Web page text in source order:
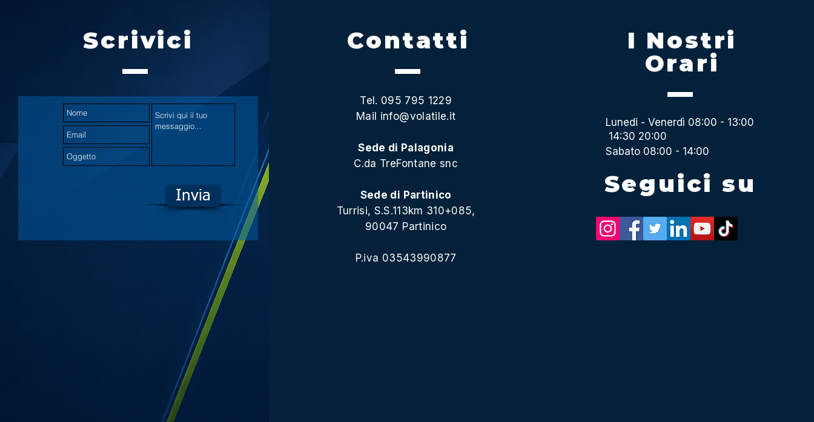
Scrivici
Invia
Contatti
Tel. 095 795 1229
Mail info@volatile.it
Sede di Palagonia
C.da TreFontane snc
Sede di Partinico
Turrisi, S.S.113km 310+085,
90047 Partinico
P.iva 03543990877
I Nostri
Orari
Lunedi - Venerdì 08:00 - 13:00
14:30 20:00
Sabato 08:00 - 14:00
Seguici su